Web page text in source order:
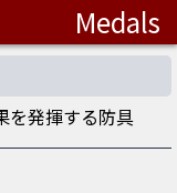
Medals
を発揮する防具